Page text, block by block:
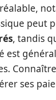
peut
, tandis
est
ses